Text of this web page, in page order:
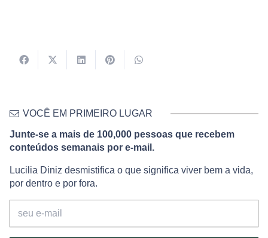
VOCÊ EM PRIMEIRO LUGAR
Junte-se a mais de 100,000 pessoas que recebem
conteúdos semanais por e-mail.
Lucilia Diniz desmistifica o que significa viver bem a vida,
por dentro e por fora.